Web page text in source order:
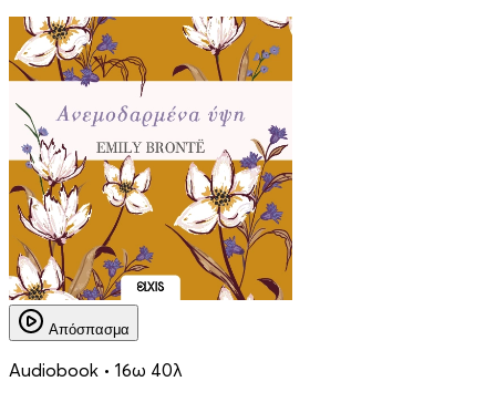
Απόσπασμα
Audiobook • 16ω 40λ